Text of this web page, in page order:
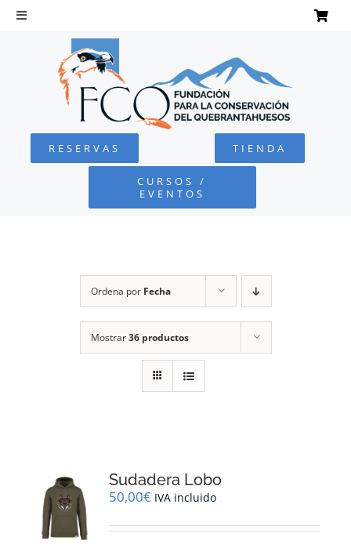
Saltar
Toggle
Navigation
QUEBRANTAHUESOS
FUNDACIÓN
CARRITO
RESERVAS TIENDA
CURSOS /
EVENTOS
Ordena por Fecha
Mostrar36 productos
Sudadera Lobo
50,00€ IVA incluido